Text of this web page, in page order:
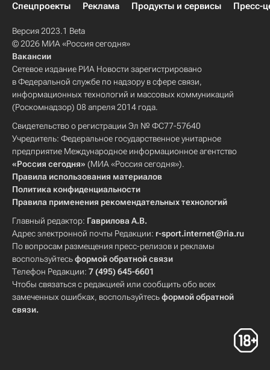
Спецпроекты
Реклама Продукты и сервисы Пресс-
Версия 2023.1 Beta
© 2026 МИА «Россия сегодня»
Вакансии
Сетевое издание РИА Новости зарегистрировано
в Федеральной службе по надзору в сфере связи,
информационных технологий и массовых коммуникаций
(Роскомнадзор) 08 апреля 2014 года.
Свидетельство о регистрации Эл № ФС77-57640
Учредитель: Федеральное государственное унитарное
предприятие Международное информационное агентство
«Россия сегодня» (МИА «Россия сегодня»).
Правила использования материалов
Политика конфиденциальности
Правила применения рекомендательных технологий
Главный редактор: Гаврилова А.В.
Адрес электронной почты Редакции: r-sport.internet@ria.ru
По вопросам размещения пресс-релизов и рекламы
воспользуйтесьформой обратной связи
Телефон Редакции: 7 (495) 645-6601
Чтобы связаться с редакцией или сообщить обо всех
замеченных ошибках, воспользуйтесьформой обратной
связи.